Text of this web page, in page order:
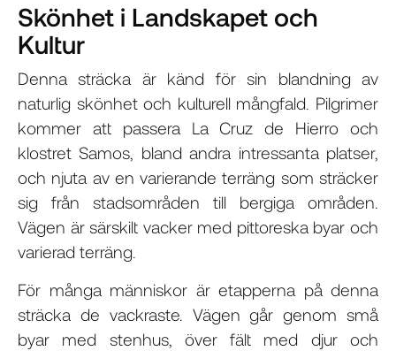
Skönhet i Landskapet och
Kultur
Denna sträcka är känd för sin blandning av
naturlig skönhet och kulturell mångfald. Pilgrimer
kommer att passera La Cruz de Hierro och
klostret Samos, bland andra intressanta platser,
och njuta av en varierande terräng som sträcker
sig från stadsområden till bergiga områden.
Vägen är särskilt vacker med pittoreska byar och
varierad terräng.
För många människor är etapperna på denna
sträcka de vackraste. Vägen går genom små
byar med stenhus, över fält med djur och